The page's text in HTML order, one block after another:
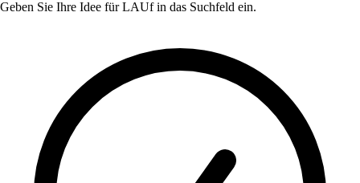
Geben Sie Ihre Idee fürLAUfin das Suchfeld ein.